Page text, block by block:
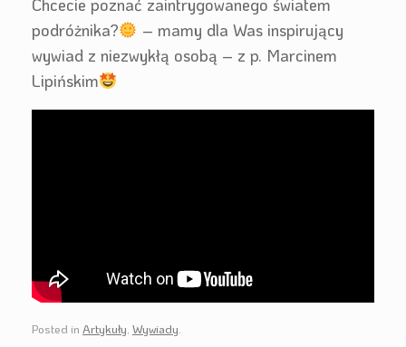
Chcecie poznać zaintrygowanego światem
podróżnika?
– mamy dla Was inspirujący
wywiad z niezwykłą osobą – z p. Marcinem
Lipińskim
Posted in Artykuły Wywiady